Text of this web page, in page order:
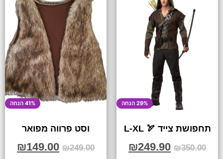
29% הנחה
תחפושת צייד 🏹 L-XL
₪350.00
₪249.90
41% הנחה
וסט פרווה מפואר
₪249.00
₪149.00